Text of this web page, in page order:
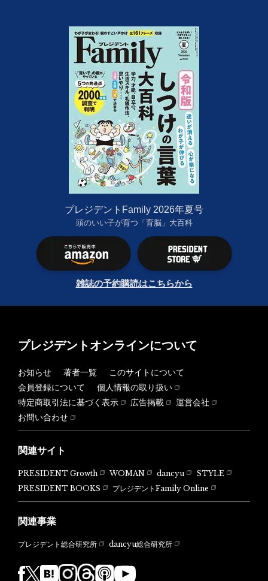
プレジデントFamily 2026年夏号
頭のいい子が育つ「育脳」大百科
雑誌の予約購読はこちらから
プレジデントオンラインについて
お知らせ 著者一覧
このサイトについて
会員登録について
個人情報の取り扱い
特定商取引法に基づく表示
広告掲載
運営会社
お問い合わせ
関連サイト
PRESIDENT Growth WOMAN dancyu
STYLE
PRESIDENT BOOKS
プレジデントFamily Online
関連事業
プレジデント総合研究所 dancyu総合研究所